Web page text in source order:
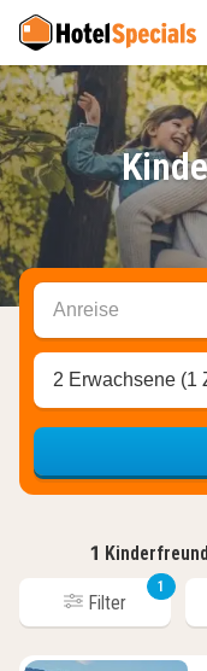
Anreise
2 Erwachsene (1
1
Filter
1